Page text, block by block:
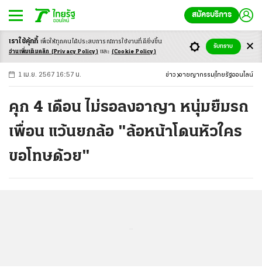
สมัครบริการ
-ก ก ก+
1 เม.ย. 2567 16:57 น. ข่าว อาชญากรรม ไทยรัฐออนไลน์
คุก 4 เดือน ไม่รอลงอาญา หนุ่มยืมรถ
เพื่อน แว้นยกล้อ "ล้อหน้าโดนหัวใคร
ขอโทษด้วย"
เราใช้คุ้กกี้ เพื่อให้ทุกคนได้ประสบการณ์การใช้งานที่ดียิ่งขึ้น
อ่านเพิ่มเติมคลิก (Privacy Policy) และ (Cookie Policy)
รับทราบ